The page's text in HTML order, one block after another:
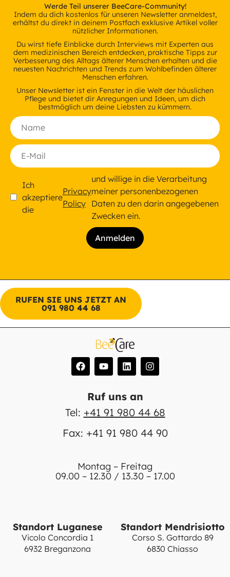
Werde Teil unserer BeeCare-Community!
Indem du dich kostenlos für unseren Newsletter anmeldest,
erhältst du direkt in deinem Postfach exklusive Artikel voller
nützlicher Informationen.
Du wirst tiefe Einblicke durch Interviews mit Experten aus
dem medizinischen Bereich entdecken, praktische Tipps zur
Verbesserung des Alltags älterer Menschen erhalten und die
neuesten Nachrichten und Trends zum Wohlbefinden älterer
Menschen erfahren.
Unser Newsletter ist ein Fenster in die Welt der häuslichen
Pflege und bietet dir Anregungen und Ideen, um dich
bestmöglich um deine Liebsten zu kümmern.
Ich
akzeptiere
die
Privacy
Policy
und willige in die Verarbeitung
meiner personenbezogenen
Daten zu den darin angegebenen
Zwecken ein.
RUFEN SIE UNS JETZT AN
091 980 44 68
Ruf uns an
Tel: +41 91 980 44 68
Fax: +41 91 980 44 90
Montag – Freitag
09.00 – 12.30 / 13.30 – 17.00
Standort Luganese
Vicolo Concordia 1
6932 Breganzona
Standort Mendrisiotto
Corso S. Gottardo 89
6830 Chiasso